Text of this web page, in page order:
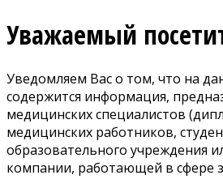
Уважаемый
Уведомляем Вас о том, что на
содержится информация,
медицинских специалистов
медицинских работников,
образовательного учреждения
компании, работающей в сфере